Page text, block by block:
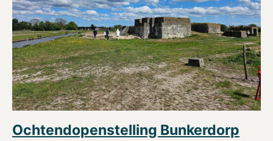
Ochtendopenstelling Bunkerdorp